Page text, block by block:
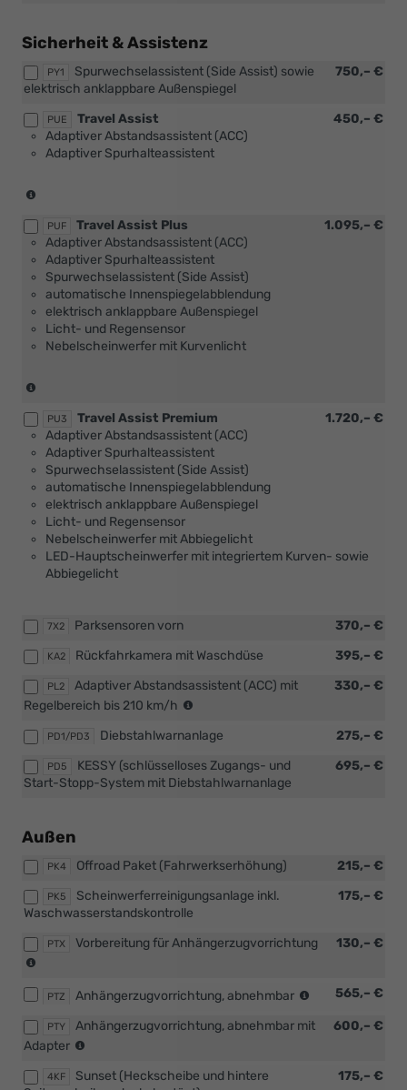
Winter
Plus
Paket
Winter
Premium
oder
Paket)
Sicherheit & Assistenz
PY1 750,– €
Spurwechselassistent (Side Assist) sowie
elektrisch anklappbare Außenspiegel
PUE 450,– €
Travel Assist
Adaptiver Abstandsassistent (ACC)
Adaptiver Spurhalteassistent
Verbindung
mit
1.0
MPI
59
kW)
PUF 1.095,– €
Travel Assist Plus
Adaptiver Abstandsassistent (ACC)
Adaptiver Spurhalteassistent
Spurwechselassistent (Side Assist)
automatische Innenspiegelabblendung
elektrisch anklappbare Außenspiegel
Licht- und Regensensor
Nebelscheinwerfer mit Kurvenlicht
Verbindung
mit
1.0
MPI
59
kW)
PU3 1.720,– €
Travel Assist Premium
Adaptiver Abstandsassistent (ACC)
Adaptiver Spurhalteassistent
Spurwechselassistent (Side Assist)
automatische Innenspiegelabblendung
elektrisch anklappbare Außenspiegel
Licht- und Regensensor
Nebelscheinwerfer mit Abbiegelicht
LED-Hauptscheinwerfer mit integriertem Kurven- sowie
Abbiegelicht
7X2 370,– €
Parksensoren vorn
KA2 395,– €
Rückfahrkamera mit Waschdüse
PL2 330,– €
Adaptiver Abstandsassistent (ACC) mit
Regelbereich bis 210 km/h
Verbindung
1.0
MPI
PD1/PD3 275,– €
Diebstahlwarnanlage
PD5 695,– €
KESSY (schlüsselloses Zugangs- und
Start-Stopp-System mit Diebstahlwarnanlage
Außen
PK4 215,– €
Offroad Paket (Fahrwerkserhöhung)
PK5 175,– €
Scheinwerferreinigungsanlage inkl.
Waschwasserstandskontrolle
PTX 130,– €
Vorbereitung für Anhängerzugvorrichtung
Verbindung
[WC2]
Colour
Grey)
PTZ 565,– €
Anhängerzugvorrichtung, abnehmbar
(nicht
Verbindung
Colour
PTY 600,– €
Anhängerzugvorrichtung, abnehmbar mit
Adapter
Verbindung
4KF 175,– €
Sunset (Heckscheibe und hintere